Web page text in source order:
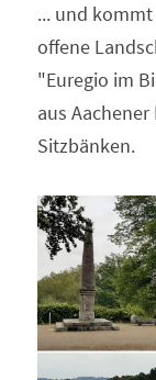
... und
offene
"Euregio im
aus
Sitzbänken.